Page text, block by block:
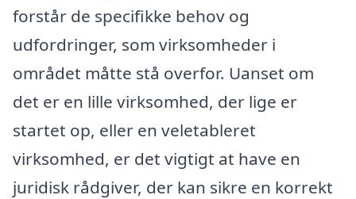
forstår de specifikke behov og
udfordringer, som virksomheder i
området måtte stå overfor. Uanset om
det er en lille virksomhed, der lige er
startet op, eller en veletableret
virksomhed, er det vigtigt at have en
juridisk rådgiver, der kan sikre en korrekt